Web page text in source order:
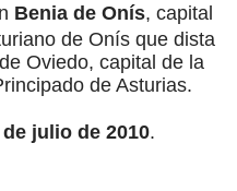
Benia de Onís, capital
de Onís que dista
Oviedo, capital de la
de Asturias.
de julio de 2010.